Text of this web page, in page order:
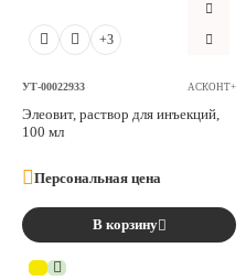
Аксессуары
Расходные материалы
+3
УТ-00022933 АСКОНТ+
Элеовит, раствор для инъекций,
100 мл
Персональная цена
В корзину